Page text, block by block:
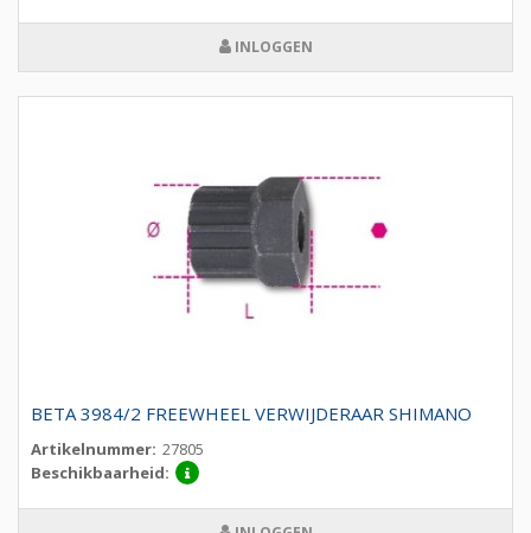
INLOGGEN
BETA 3984/2 FREEWHEEL VERWIJDERAAR SHIMANO
Artikelnummer: 27805
Beschikbaarheid: